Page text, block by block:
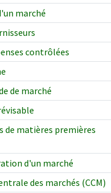
marché
contrôlées
de marché
de matières premières
d'un marché
des marchés (CCM)